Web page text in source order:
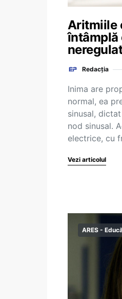
Aritmiile
întâmplă
Redacția
Inima are
normal, ea
sinusal,
nod sinusal.
electrice, cu
Vezi articolul
ARES -